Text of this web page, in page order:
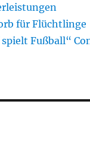
für Flüchtlinge
spielt Fußball“